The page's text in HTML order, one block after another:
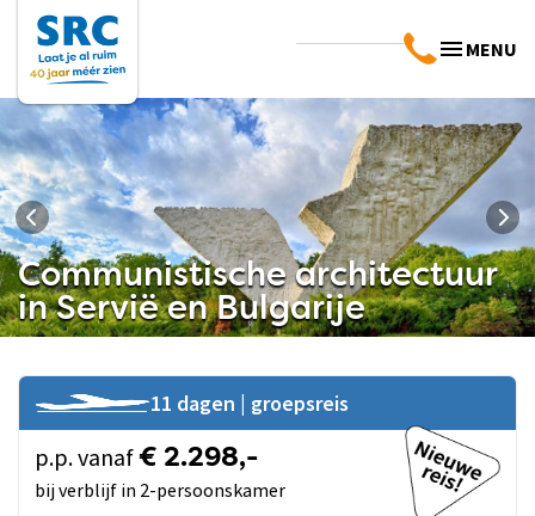
MENU
Communistische architectuur
in Servië en Bulgarije
11 dagen | groepsreis
p.p. vanaf€ 2.298,-
bij verblijf in 2-persoonskamer